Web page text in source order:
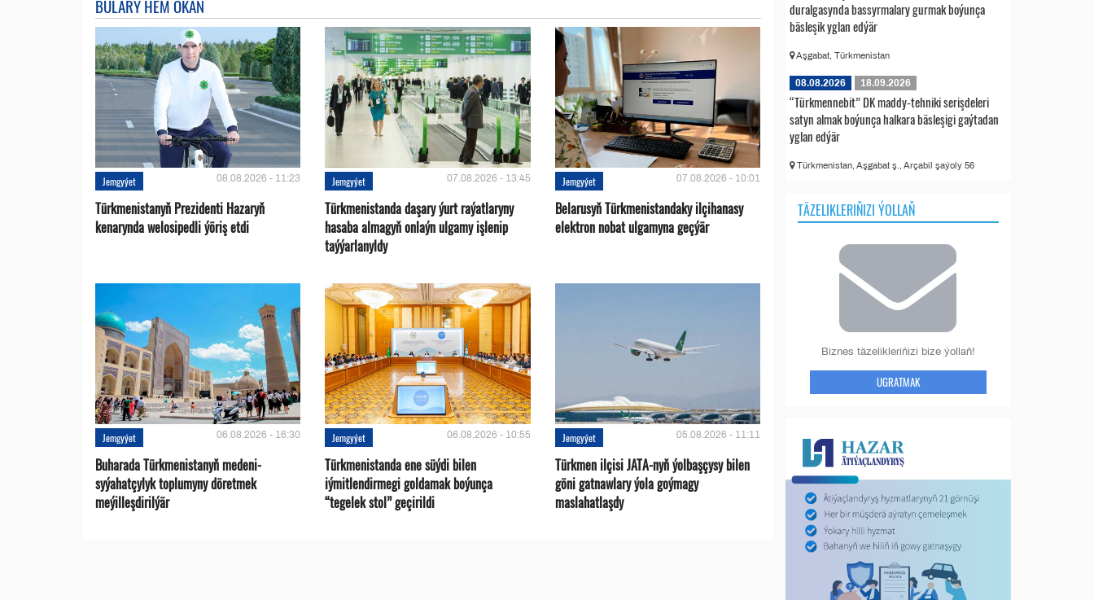
BULARY HEM OKAŇ
Jemgyýet 08.08.2026 - 11:23
Türkmenistanyň Prezidenti Hazaryň
kenarynda welosipedli ýöriş etdi
Jemgyýet 07.08.2026 - 13:45
Türkmenistanda daşary ýurt raýatlaryny
hasaba almagyň onlaýn ulgamy işlenip
taýýarlanyldy
Jemgyýet 07.08.2026 - 10:01
Belarusyň Türkmenistandaky ilçihanasy
elektron nobat ulgamyna geçýär
Jemgyýet 06.08.2026 - 16:30
Buharada Türkmenistanyň medeni-
syýahatçylyk toplumyny döretmek
meýilleşdirilýär
Jemgyýet 06.08.2026 - 10:55
Türkmenistanda ene süýdi bilen
iýmitlendirmegi goldamak boýunça
“tegelek stol” geçirildi
Jemgyýet 05.08.2026 - 11:11
Türkmen ilçisi JATA-nyň ýolbaşçysy bilen
göni gatnawlary ýola goýmagy
maslahatlaşdy
duralgasynda bassyrmalary gurmak boýunça
bäsleşik yglan edýär
Aşgabat, Türkmenistan
08.08.2026 18.09.2026
“Türkmennebit” DK maddy-tehniki serişdeleri
satyn almak boýunça halkara bäsleşigi gaýtadan
yglan edýär
Türkmenistan, Aşgabat ş., Arçabil şaýoly 56
TÄZELIKLERIŇIZI ÝOLLAŇ
Biznes täzelikleriňizi bize ýollaň!
UGRATMAK